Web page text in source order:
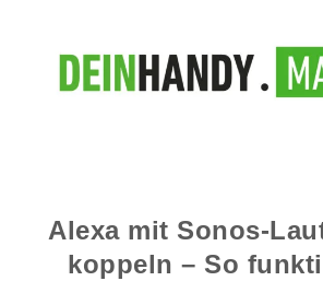
Alexa mit Sonos-
koppeln – So